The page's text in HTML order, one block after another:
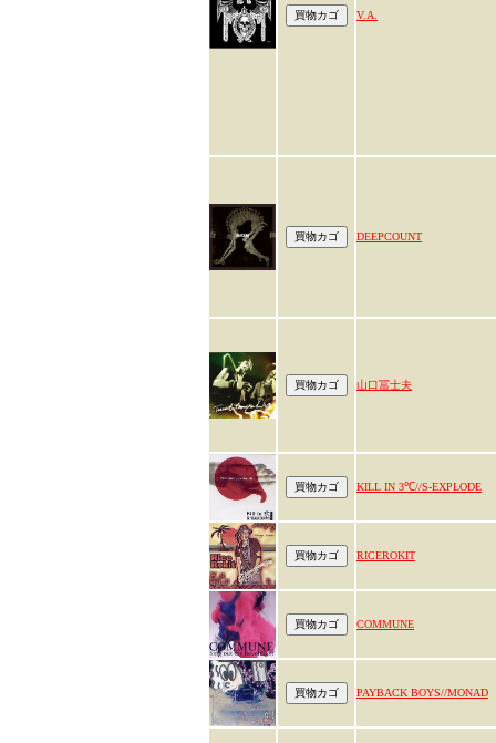
V.A.
DEEPCOUNT
山口冨士夫
KILL IN 3℃//S-EXPLODE
RICEROKIT
COMMUNE
PAYBACK BOYS//MONAD